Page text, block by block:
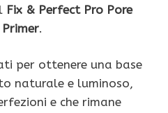
Fix & Perfect Pro Pore
.
per ottenere una base
naturale e luminoso,
e che rimane